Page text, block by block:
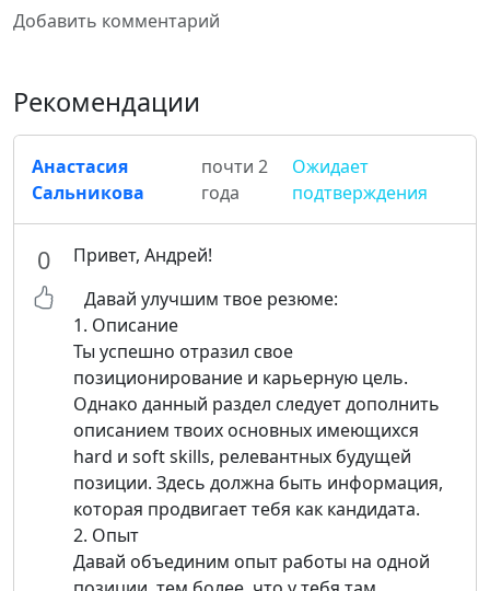
Добавить комментарий
Рекомендации
Анастасия
Сальникова
почти 2
года
Ожидает
подтверждения
0
Привет, Андрей!
Давай улучшим твое резюме:
1. Описание
Ты успешно отразил свое
позиционирование и карьерную цель.
Однако данный раздел следует дополнить
описанием твоих основных имеющихся
hard и soft skills, релевантных будущей
позиции. Здесь должна быть информация,
которая продвигает тебя как кандидата.
2. Опыт
Давай объединим опыт работы на одной